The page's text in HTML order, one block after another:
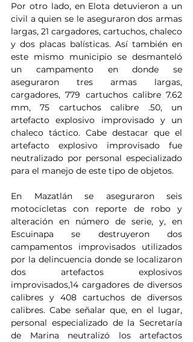
Por otro lado, en Elota detuvieron a un
civil a quien se le aseguraron dos armas
largas, 21 cargadores, cartuchos, chaleco
y dos placas balísticas. Así también en
este mismo municipio se desmanteló
un campamento en donde se
aseguraron tres armas largas,
cargadores, 779 cartuchos calibre 7.62
mm, 75 cartuchos calibre .50, un
artefacto explosivo improvisado y un
chaleco táctico. Cabe destacar que el
artefacto explosivo improvisado fue
neutralizado por personal especializado
para el manejo de este tipo de objetos.
En Mazatlán se aseguraron seis
motocicletas con reporte de robo y
alteración en número de serie, y, en
Escuinapa se destruyeron dos
campamentos improvisados utilizados
por la delincuencia donde se localizaron
dos artefactos explosivos
improvisados,14 cargadores de diversos
calibres y 408 cartuchos de diversos
calibres. Cabe señalar que, en el lugar,
personal especializado de la Secretaría
de Marina neutralizó los artefactos